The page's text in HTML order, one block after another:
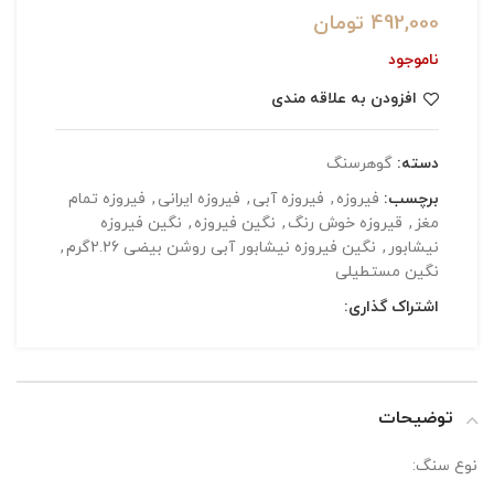
492,000 تومان
ناموجود
افزودن به علاقه مندی
دسته: گوهرسنگ
برچسب: فیروزه , فیروزه آبی , فیروزه ایرانی , فیروزه تمام
مغز , قیروزه خوش رنگ , نگین فیروزه , نگین فیروزه
نیشابور , نگین فیروزه نیشابور آبی روشن بیضی 2.26گرم
,
نگین مستطیلی
اشتراک گذاری:
توضیحات
نوع سنگ: